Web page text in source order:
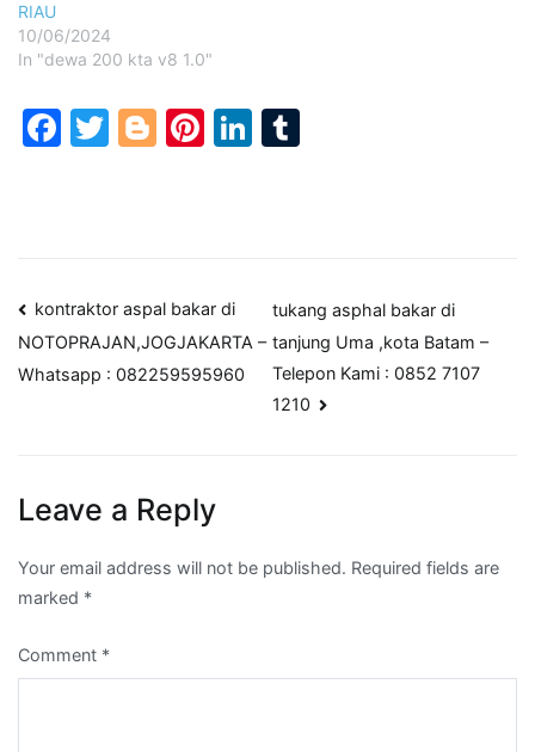
RIAU
10/06/2024
In "dewa 200 kta v8 1.0"
Facebook
Twitter
Blogger
Pinterest
LinkedIn
Post
navigation
kontraktor aspal bakar di
NOTOPRAJAN,JOGJAKARTA –
Whatsapp : 082259595960
tukang asphal bakar di
tanjung Uma ,kota Batam –
Telepon Kami : 0852 7107
1210
Leave a Reply
Your email address will not be published. Required fields are
marked *
Comment *